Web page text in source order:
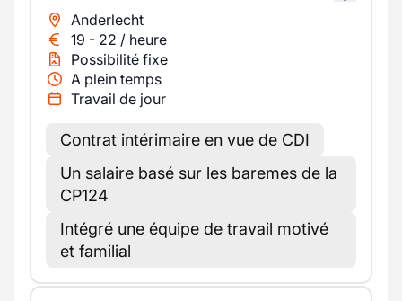
Anderlecht
19 - 22 / heure
Possibilité fixe
A plein temps
Travail de jour
Contrat intérimaire en vue de CDI
Un salaire basé sur les baremes de la
CP124
Intégré une équipe de travail motivé
et familial